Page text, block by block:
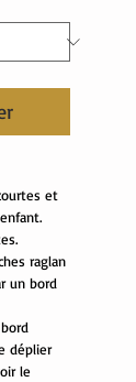
et
raglan
un bord
déplier
le